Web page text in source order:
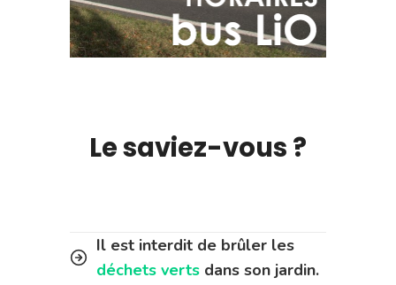
Le saviez-vous ?
Il est interdit de brûler les
déchets verts dans son jardin.